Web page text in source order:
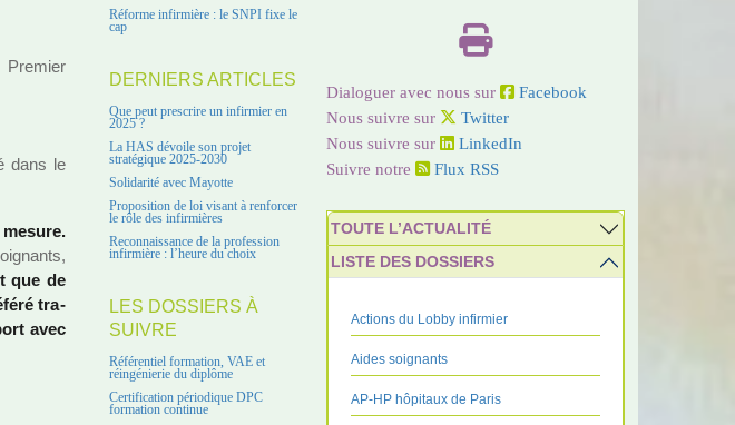
Premier
dans le
que de
tra­
avec
Réforme infirmière : le SNPI fixe le
cap
DERNIERS ARTICLES
Que peut prescrire un infirmier en
2025 ?
La HAS dévoile son projet
stratégique 2025-2030
Solidarité avec Mayotte
Proposition de loi visant à renforcer
le rôle des infirmières
Reconnaissance de la profession
infirmière : l’heure du choix
LES DOSSIERS À
SUIVRE
Référentiel formation, VAE et
réingénierie du diplôme
Certification périodique DPC
formation continue
Dialoguer avec nous sur
Facebook
Nous suivre sur
Twitter
Nous suivre sur
LinkedIn
Suivre notre
Flux RSS
TOUTE L’ACTUALITÉ
LISTE DES DOSSIERS
Actions du Lobby infirmier
Aides soignants
AP-HP hôpitaux de Paris